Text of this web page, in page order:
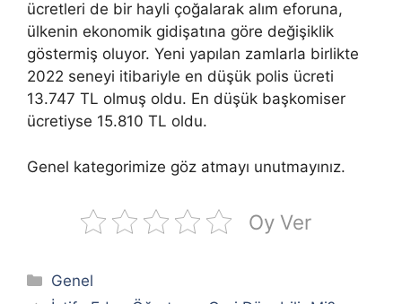
ücretleri de bir hayli çoğalarak alım eforuna,
ülkenin ekonomik gidişatına göre değişiklik
göstermiş oluyor. Yeni yapılan zamlarla birlikte
2022 seneyi itibariyle en düşük polis ücreti
13.747 TL olmuş oldu. En düşük başkomiser
ücretiyse 15.810 TL oldu.
Genel kategorimize göz atmayı unutmayınız.
Oy Ver
Kategoriler
Genel